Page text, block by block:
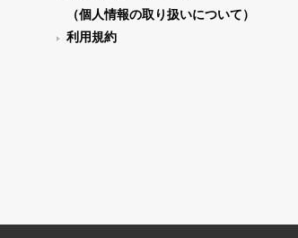
（個人情報の取り扱いについて）
利用規約